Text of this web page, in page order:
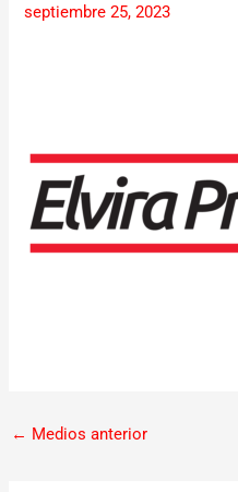
septiembre 25, 2023
← Medios anterior